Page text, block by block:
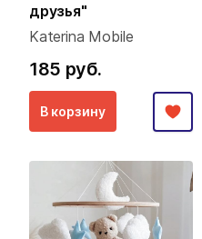
друзья"
Katerina Mobile
185 руб.
В корзину